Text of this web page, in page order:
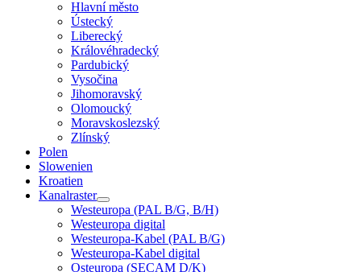
Hlavní město
Ústecký
Liberecký
Královéhradecký
Pardubický
Vysočina
Jihomoravský
Olomoucký
Moravskoslezský
Zlínský
Polen
Slowenien
Kroatien
Kanalraster
Westeuropa (PAL B/G, B/H)
Westeuropa digital
Westeuropa-Kabel (PAL B/G)
Westeuropa-Kabel digital
Osteuropa (SECAM D/K)